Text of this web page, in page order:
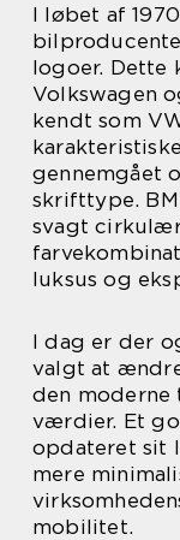
I løbet af
logoer. Dette
Volkswagen
kendt som
gennemgået
skrifttype.
svagt
luksus og
I dag er der
valgt at
den moderne
værdier. Et
opdateret sit
mere
mobilitet.